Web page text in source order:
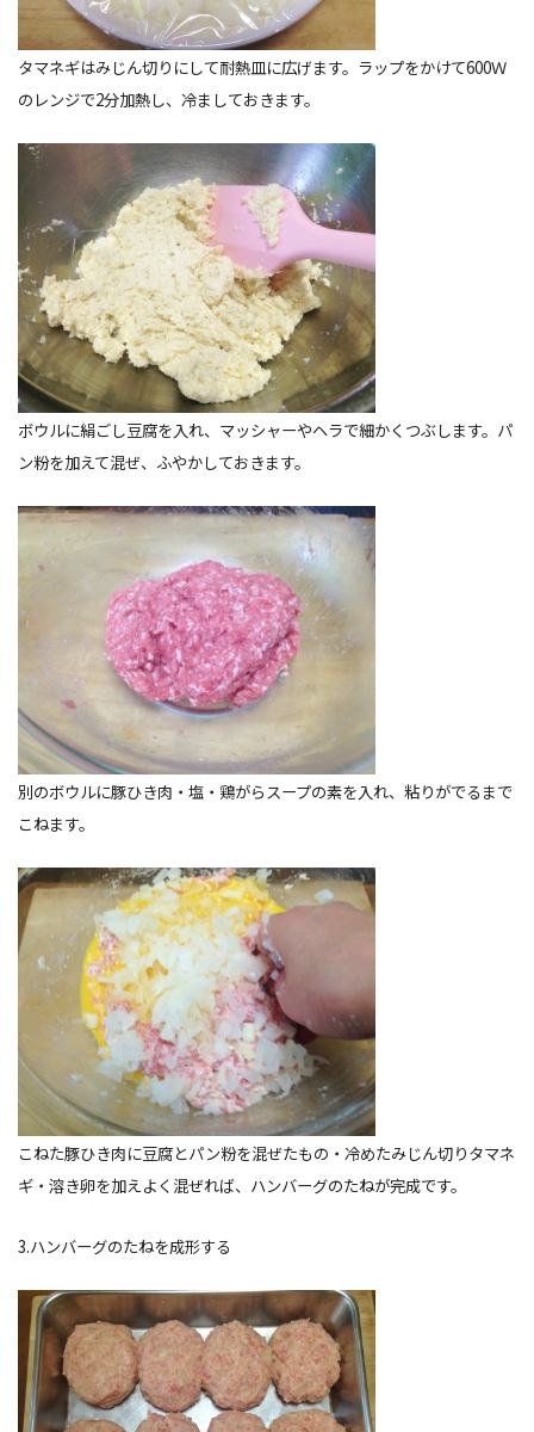
タマネギはみじん切りにして耐熱皿に広げます。ラップをかけて600Ｗ
のレンジで2分加熱し、冷ましておきます。
ボウルに絹ごし豆腐を入れ、マッシャーやヘラで細かくつぶします。パ
ン粉を加えて混ぜ、ふやかしておきます。
別のボウルに豚ひき肉・塩・鶏がらスープの素を入れ、粘りがでるまで
こねます。
こねた豚ひき肉に豆腐とパン粉を混ぜたもの・冷めたみじん切りタマネ
ギ・溶き卵を加えよく混ぜれば、ハンバーグのたねが完成です。
3.ハンバーグのたねを成形する